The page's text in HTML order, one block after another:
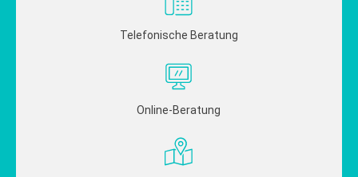
Telefonische Beratung
Online-Beratung